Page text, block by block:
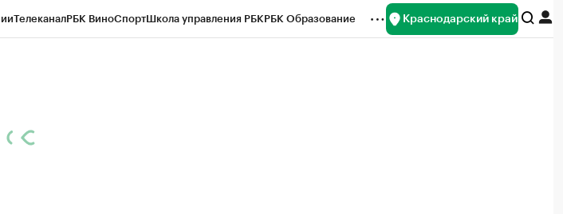
ТелеканалРБК ВиноСпортШкола управления РБКРБК Образование Краснодарский край